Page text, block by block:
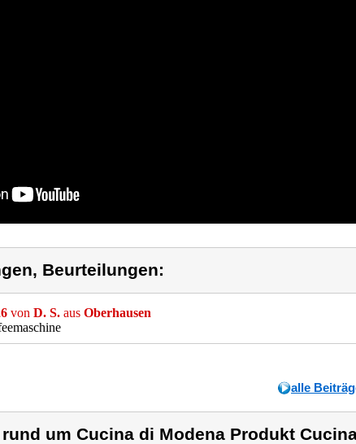
Beurteilungen:
von D. S. aus Oberhausen
alle
um Cucina di Modena Produkt